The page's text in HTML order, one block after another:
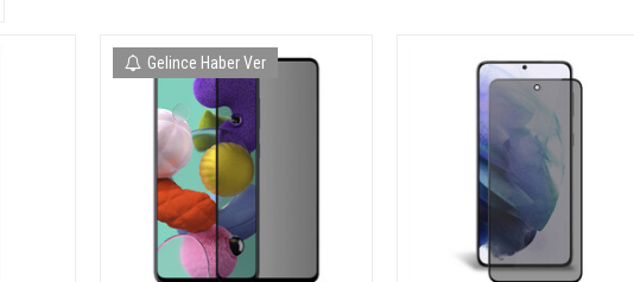
Gelince Haber Ver